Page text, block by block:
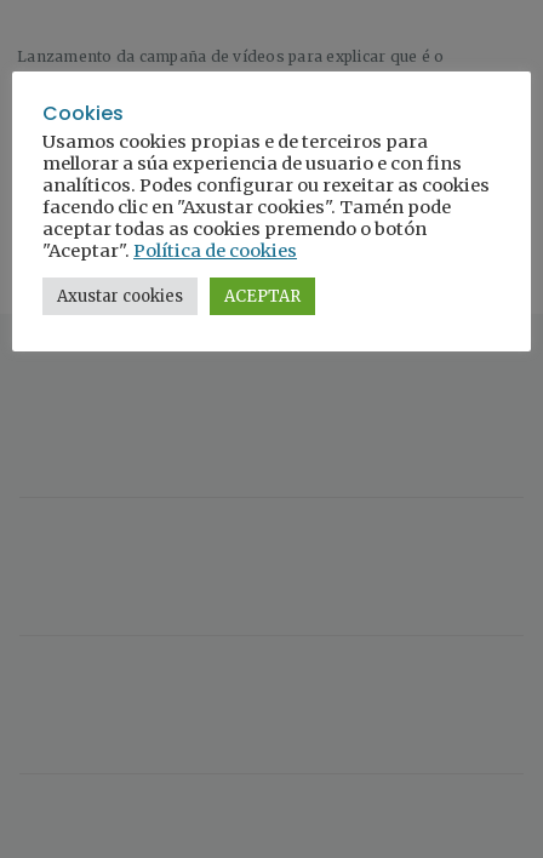
Lanzamento da campaña de vídeos para explicar que é o
xaneiro as 10:00 h.
Ir a campaña
Cookies
Usamos cookies propias e de terceiros para
mellorar a súa experiencia de usuario e con fins
analíticos. Podes configurar ou rexeitar as cookies
facendo clic en "Axustar cookies". Tamén pode
aceptar todas as cookies premendo o botón
"Aceptar". Política de cookies
Axustar cookies ACEPTAR